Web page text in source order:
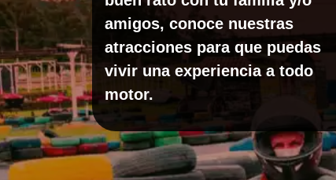
amigos, conoce nuestras
atracciones para que puedas
vivir una experiencia a todo
motor.